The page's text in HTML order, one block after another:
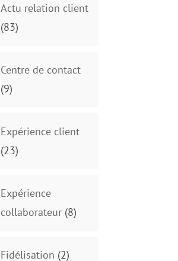
Actu relation client
(83)
Centre de contact
(9)
Expérience client
(23)
Expérience
collaborateur (8)
Fidélisation (2)